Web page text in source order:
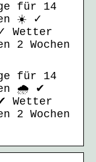
für 14
☀️ ✓
Wetter
2 Wochen
für 14
🌧️ ✔
Wetter
2 Wochen